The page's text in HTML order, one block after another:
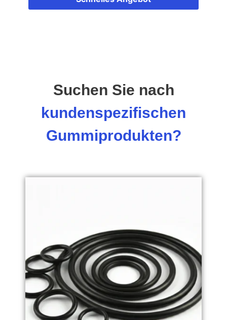
Suchen Sie nach
kundenspezifischen
Gummiprodukten?